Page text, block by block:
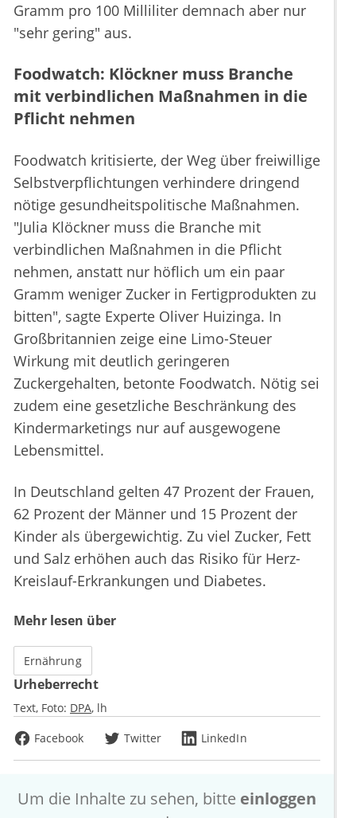
Gramm pro 100 Milliliter demnach aber nur
"sehr gering" aus.
Foodwatch: Klöckner muss Branche
mit verbindlichen Maßnahmen in die
Pflicht nehmen
Foodwatch kritisierte, der Weg über freiwillige
Selbstverpflichtungen verhindere dringend
nötige gesundheitspolitische Maßnahmen.
"Julia Klöckner muss die Branche mit
verbindlichen Maßnahmen in die Pflicht
nehmen, anstatt nur höflich um ein paar
Gramm weniger Zucker in Fertigprodukten zu
bitten", sagte Experte Oliver Huizinga. In
Großbritannien zeige eine Limo-Steuer
Wirkung mit deutlich geringeren
Zuckergehalten, betonte Foodwatch. Nötig sei
zudem eine gesetzliche Beschränkung des
Kindermarketings nur auf ausgewogene
Lebensmittel.
In Deutschland gelten 47 Prozent der Frauen,
62 Prozent der Männer und 15 Prozent der
Kinder als übergewichtig. Zu viel Zucker, Fett
und Salz erhöhen auch das Risiko für Herz-
Kreislauf-Erkrankungen und Diabetes.
Mehr lesen über
Ernährung
Urheberrecht
Text, Foto: DPA lh
Facebook
Twitter LinkedIn
Um die Inhalte zu sehen, bitte einloggen